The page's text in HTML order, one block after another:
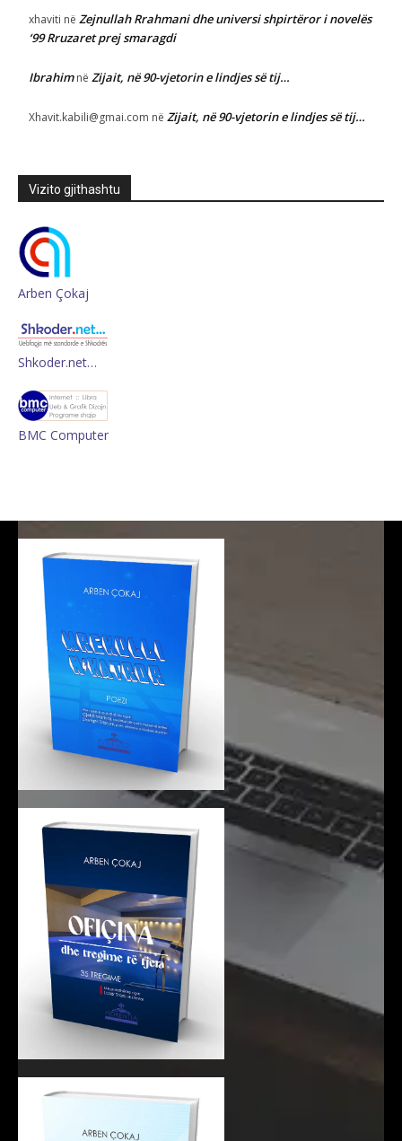
xhaviti në Zejnullah Rrahmani dhe universi shpirtëror i novelës
‘99 Rruzaret prej smaragdi
Ibrahimnë Zijait, në 90-vjetorin e lindjes së tij…
Xhavit.kabili@gmai.com në Zijait, në 90-vjetorin e lindjes së tij…
Vizito gjithashtu
Arben Çokaj
Shkoder.net…
BMC Computer